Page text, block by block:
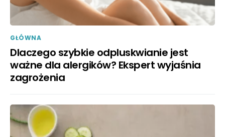
GŁÓWNA
Dlaczego szybkie odpluskwianie jest
ważne dla alergików? Ekspert wyjaśnia
zagrożenia